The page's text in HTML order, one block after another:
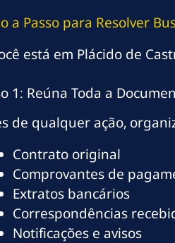
a Passo para Resolver
está em Plácido de
1: Reúna Toda a
de qualquer ação,
Contrato original
Comprovantes de
Extratos bancários
Correspondências
Notificações e avisos